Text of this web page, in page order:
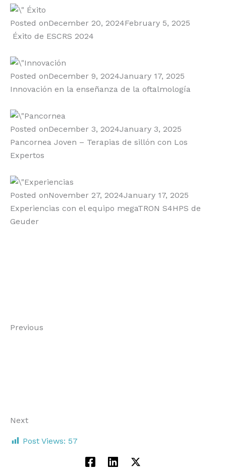
Posted onDecember 20, 2024February 5, 2025
Éxito de ESCRS 2024
Posted onDecember 9, 2024January 17, 2025
Innovación en la enseñanza de la oftalmología
Posted onDecember 3, 2024January 3, 2025
Pancornea Joven – Terapias de sillón con Los
Expertos
Posted onNovember 27, 2024January 17, 2025
Experiencias con el equipo megaTRON S4HPS de
Geuder
Previous
Next
Post Views: 57